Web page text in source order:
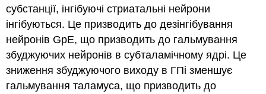
субстанції, інгібуючі стриатальні нейрони
інгібуються. Це призводить до дезінгібування
нейронів GpE, що призводить до гальмування
збуджуючих нейронів в субталамічному ядрі. Це
зниження збуджуючого виходу в ГПі зменшує
гальмування таламуса, що призводить до